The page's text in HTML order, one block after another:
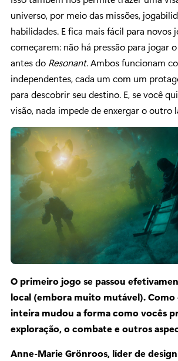
universo, por meio das missões,
habilidades. E fica mais fácil para novos
começarem: não há pressão para jogar
antes do Resonant. Ambos funcionam
independentes, cada um com um
para descobrir seu destino. E, se você
visão, nada impede de enxergar o outro
O primeiro jogo se passou
local (embora muito mutável). Como
inteira mudou a forma como vocês
exploração, o combate e outros
Anne-Marie Grönroos, líder de design